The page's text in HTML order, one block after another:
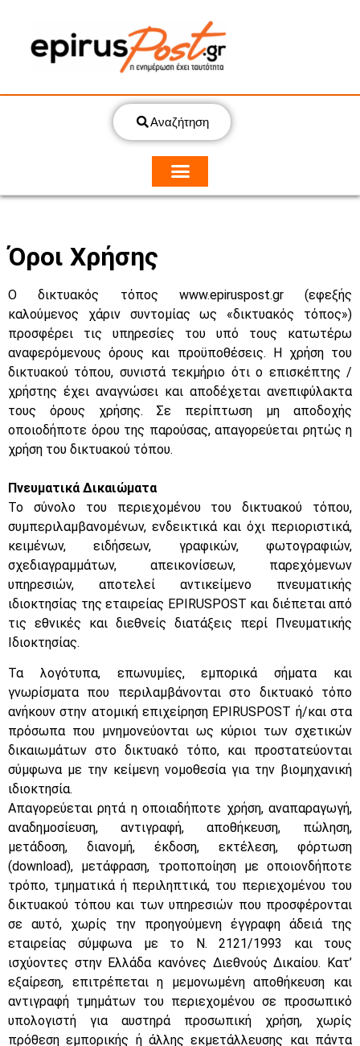
Αναζήτηση
Όροι Χρήσης
O δικτυακός τόπος www.epiruspost.gr (εφεξής
καλούμενος χάριν συντομίας ως «δικτυακός τόπος»)
προσφέρει τις υπηρεσίες του υπό τους κατωτέρω
αναφερόμενους όρους και προϋποθέσεις. Η χρήση του
δικτυακού τόπου, συνιστά τεκμήριο ότι ο επισκέπτης /
χρήστης έχει αναγνώσει και αποδέχεται ανεπιφύλακτα
τους όρους χρήσης. Σε περίπτωση μη αποδοχής
οποιοδήποτε όρου της παρούσας, απαγορεύεται ρητώς η
χρήση του δικτυακού τόπου.
Πνευματικά Δικαιώματα
Το σύνολο του περιεχομένου του δικτυακού τόπου,
συμπεριλαμβανομένων, ενδεικτικά και όχι περιοριστικά,
κειμένων, ειδήσεων, γραφικών, φωτογραφιών,
σχεδιαγραμμάτων, απεικονίσεων, παρεχόμενων
υπηρεσιών, αποτελεί αντικείμενο πνευματικής
ιδιοκτησίας της εταιρείας EPIRUSPOST και διέπεται από
τις εθνικές και διεθνείς διατάξεις περί Πνευματικής
Ιδιοκτησίας.
Τα λογότυπα, επωνυμίες, εμπορικά σήματα και
γνωρίσματα που περιλαμβάνονται στο δικτυακό τόπο
ανήκουν στην ατομική επιχείρηση EPIRUSPOST ή/και στα
πρόσωπα που μνημονεύονται ως κύριοι των σχετικών
δικαιωμάτων στο δικτυακό τόπο, και προστατεύονται
σύμφωνα με την κείμενη νομοθεσία για την βιομηχανική
ιδιοκτησία.
Απαγορεύεται ρητά η οποιαδήποτε χρήση, αναπαραγωγή,
αναδημοσίευση, αντιγραφή, αποθήκευση, πώληση,
μετάδοση, διανομή, έκδοση, εκτέλεση, φόρτωση
(download), μετάφραση, τροποποίηση με οποιονδήποτε
τρόπο, τμηματικά ή περιληπτικά, του περιεχομένου του
δικτυακού τόπου και των υπηρεσιών που προσφέρονται
σε αυτό, χωρίς την προηγούμενη έγγραφη άδειά της
εταιρείας σύμφωνα με το Ν. 2121/1993 και τους
ισχύοντες στην Ελλάδα κανόνες Διεθνούς Δικαίου. Κατ’
εξαίρεση, επιτρέπεται η μεμονωμένη αποθήκευση και
αντιγραφή τμημάτων του περιεχομένου σε προσωπικό
υπολογιστή για αυστηρά προσωπική χρήση, χωρίς
πρόθεση εμπορικής ή άλλης εκμετάλλευσης και πάντα